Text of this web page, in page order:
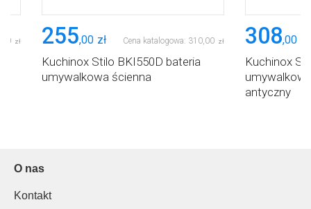
00 zł 255,00 zł Cena katalogowa: 310,00 zł
Kuchinox Stilo BKI550D bateria
umywalkowa ścienna
308,00
Kuchinox
antyczny
O nas
Kontakt